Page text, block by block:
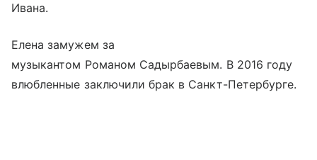
Ивана.
Елена замужем за
музыкантом Романом Садырбаевым. В 2016 году
влюбленные заключили брак в Санкт-Петербурге.